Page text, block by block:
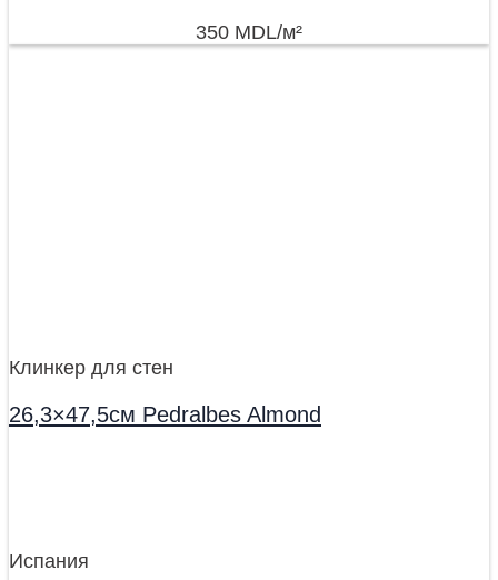
350 MDL/м²
Клинкер для стен
26,3×47,5см Pedralbes Almond
Испания